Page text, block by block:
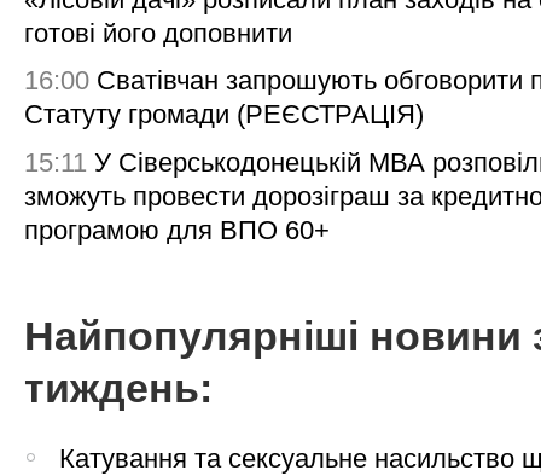
готові його доповнити
16:00 Сватівчан запрошують обговорити
Статуту громади (РЕЄСТРАЦІЯ)
15:11 У Сіверськодонецькій МВА
зможуть провести дорозіграш за
програмою для ВПО 60+
Найпопулярніші новини
тиждень:
Катування та сексуальне насильство